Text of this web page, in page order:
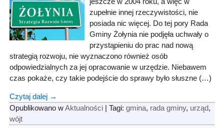
zupełnie innej rzeczywistości, nie
posiada nic więcej. Do tej pory Rada
Gminy Żołynia nie podjęła uchwały o
przystąpieniu do prac nad nową
strategią rozwoju, nie wyznaczono również osób
odpowiedzialnych za jej opracowanie w urzędzie. Niebawem
czas pokaże, czy takie podejście do sprawy było słuszne (…)
Czytaj dalej →
Opublikowano w Aktualności| Tagi: gmina, rada gminy, urząd,
wójt